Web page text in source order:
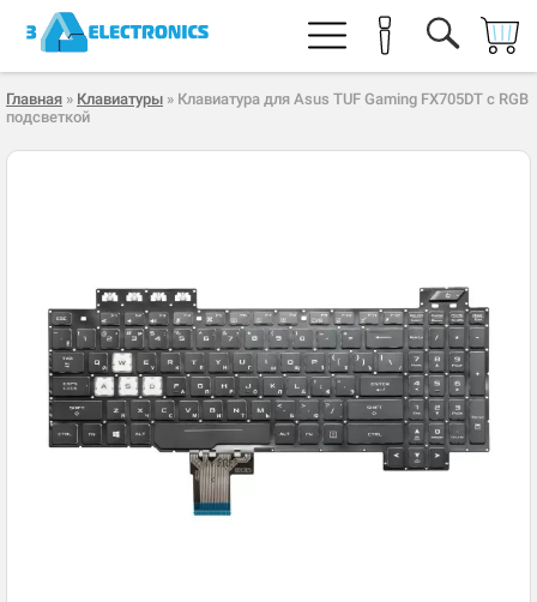
Главная » Клавиатуры » Клавиатура для Asus TUF Gaming FX705DT с RGB
подсветкой